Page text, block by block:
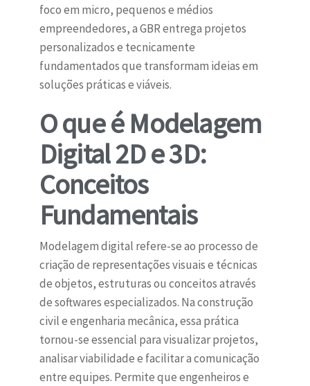
foco em micro, pequenos e médios
empreendedores, a GBR entrega projetos
personalizados e tecnicamente
fundamentados que transformam ideias em
soluções práticas e viáveis.
O que é Modelagem
Digital 2D e 3D:
Conceitos
Fundamentais
Modelagem digital refere-se ao processo de
criação de representações visuais e técnicas
de objetos, estruturas ou conceitos através
de softwares especializados. Na construção
civil e engenharia mecânica, essa prática
tornou-se essencial para visualizar projetos,
analisar viabilidade e facilitar a comunicação
entre equipes. Permite que engenheiros e